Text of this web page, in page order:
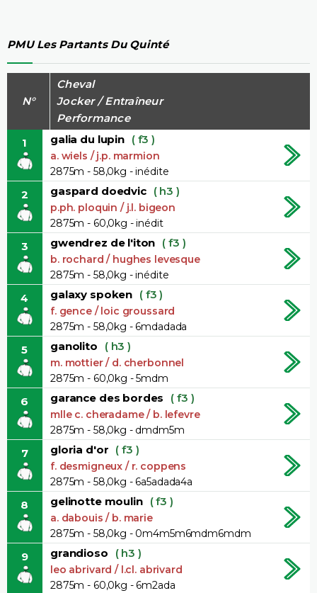
PMU Les Partants Du Quinté
N°
Cheval
Jocker / Entraîneur
Performance
1
galia du lupin ( f3 )
a. wiels / j.p. marmion
2875m - 58,0kg - inédite
2 gaspard doedvic ( h3 )
p.ph. ploquin / j.l. bigeon
2875m - 60,0kg - inédit
3 gwendrez de l'iton ( f3 )
b. rochard / hughes levesque
2875m - 58,0kg - inédite
4 galaxy spoken ( f3 )
f. gence / loic groussard
2875m - 58,0kg - 6mdadada
5 ganolito ( h3 )
m. mottier / d. cherbonnel
2875m - 60,0kg - 5mdm
6 garance des bordes ( f3 )
mlle c. cheradame / b. lefevre
2875m - 58,0kg - dmdm5m
7 gloria d'or ( f3 )
f. desmigneux / r. coppens
2875m - 58,0kg - 6a5adada4a
8 gelinotte moulin ( f3 )
a. dabouis / b. marie
2875m - 58,0kg - 0m4m5m6mdm6mdm
9 grandioso ( h3 )
leo abrivard / l.cl. abrivard
2875m - 60,0kg - 6m2ada